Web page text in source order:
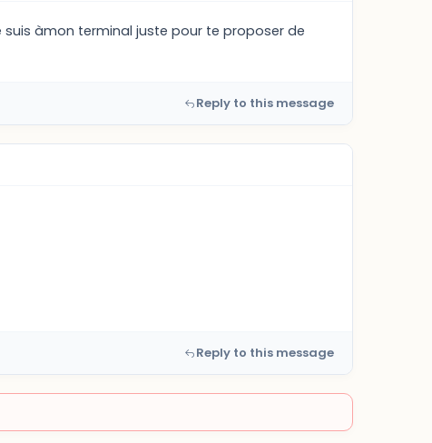
àmon terminal juste pour te proposer de
Reply to this message
Reply to this message